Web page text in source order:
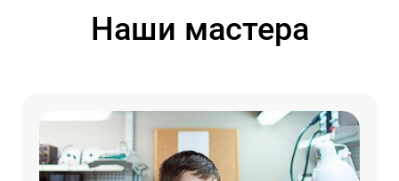
Наши мастера